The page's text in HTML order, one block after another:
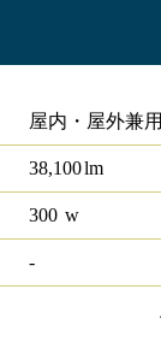
屋内・屋外兼
38,100lm
300 w
-